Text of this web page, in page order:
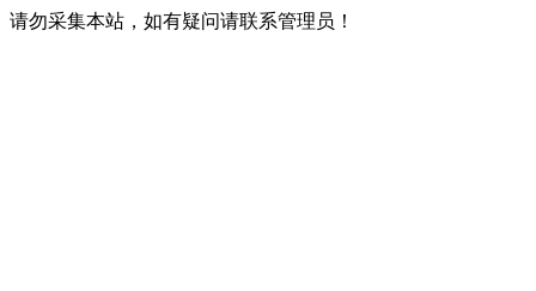
请勿采集本站，如有疑问请联系管理员！